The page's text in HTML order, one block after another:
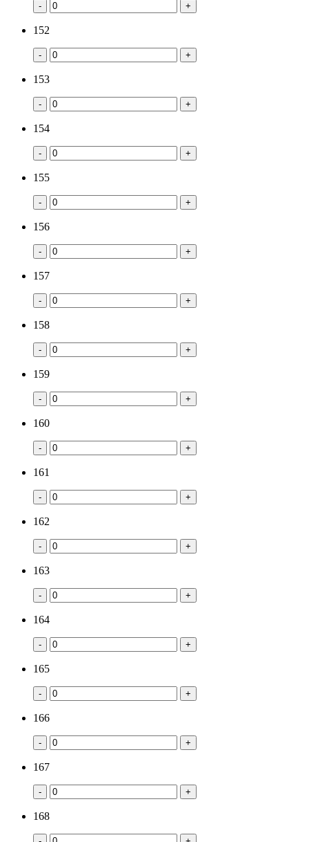
- +
152
- +
153
- +
154
- +
155
- +
156
- +
157
- +
158
- +
159
- +
160
- +
161
- +
162
- +
163
- +
164
- +
165
- +
166
- +
167
- +
168